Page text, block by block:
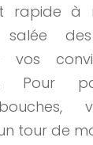
rapide à
salée
vos
Pour
bouches,
tour de